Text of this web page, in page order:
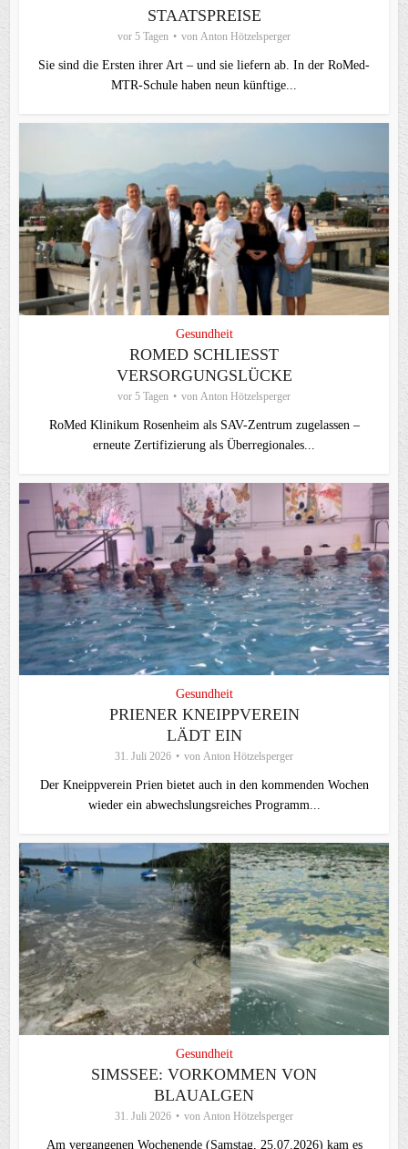
STAATSPREISE
vor 5 Tagen von Anton Hötzelsperger
Sie sind die Ersten ihrer Art – und sie liefern ab. In der RoMed-
MTR-Schule haben neun künftige...
Gesundheit
ROMED SCHLIESST V
ERSORGUNGSLÜCKE
vor 5 Tagen von Anton Hötzelsperger
RoMed Klinikum Rosenheim als SAV-Zentrum zugelassen –
erneute Zertifizierung als Überregionales...
Gesundheit
PRIENER KNEIPPVEREIN
LÄDT EIN
31. Juli 2026 von Anton Hötzelsperger
Der Kneippverein Prien bietet auch in den kommenden Wochen
wieder ein abwechslungsreiches Programm...
Gesundheit
SIMSSEE: VORKOMMEN VON
BLAUALGEN
31. Juli 2026 von Anton Hötzelsperger
Am vergangenen Wochenende (Samstag, 25.07.2026) kam es